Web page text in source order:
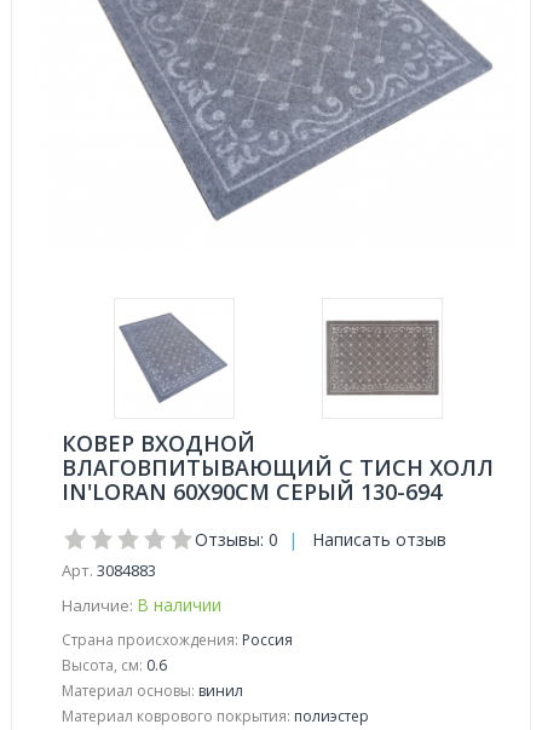
КОВЕР ВХОДНОЙ
ВЛАГОВПИТЫВАЮЩИЙ С ТИСН ХОЛЛ
IN'LORAN 60Х90СМ СЕРЫЙ 130-694
Отзывы: 0 | Написать отзыв
Арт. 3084883
Наличие: В наличии
Страна происхождения: Россия
Высота, см: 0.6
Материал основы: винил
Материал коврового покрытия: полиэстер